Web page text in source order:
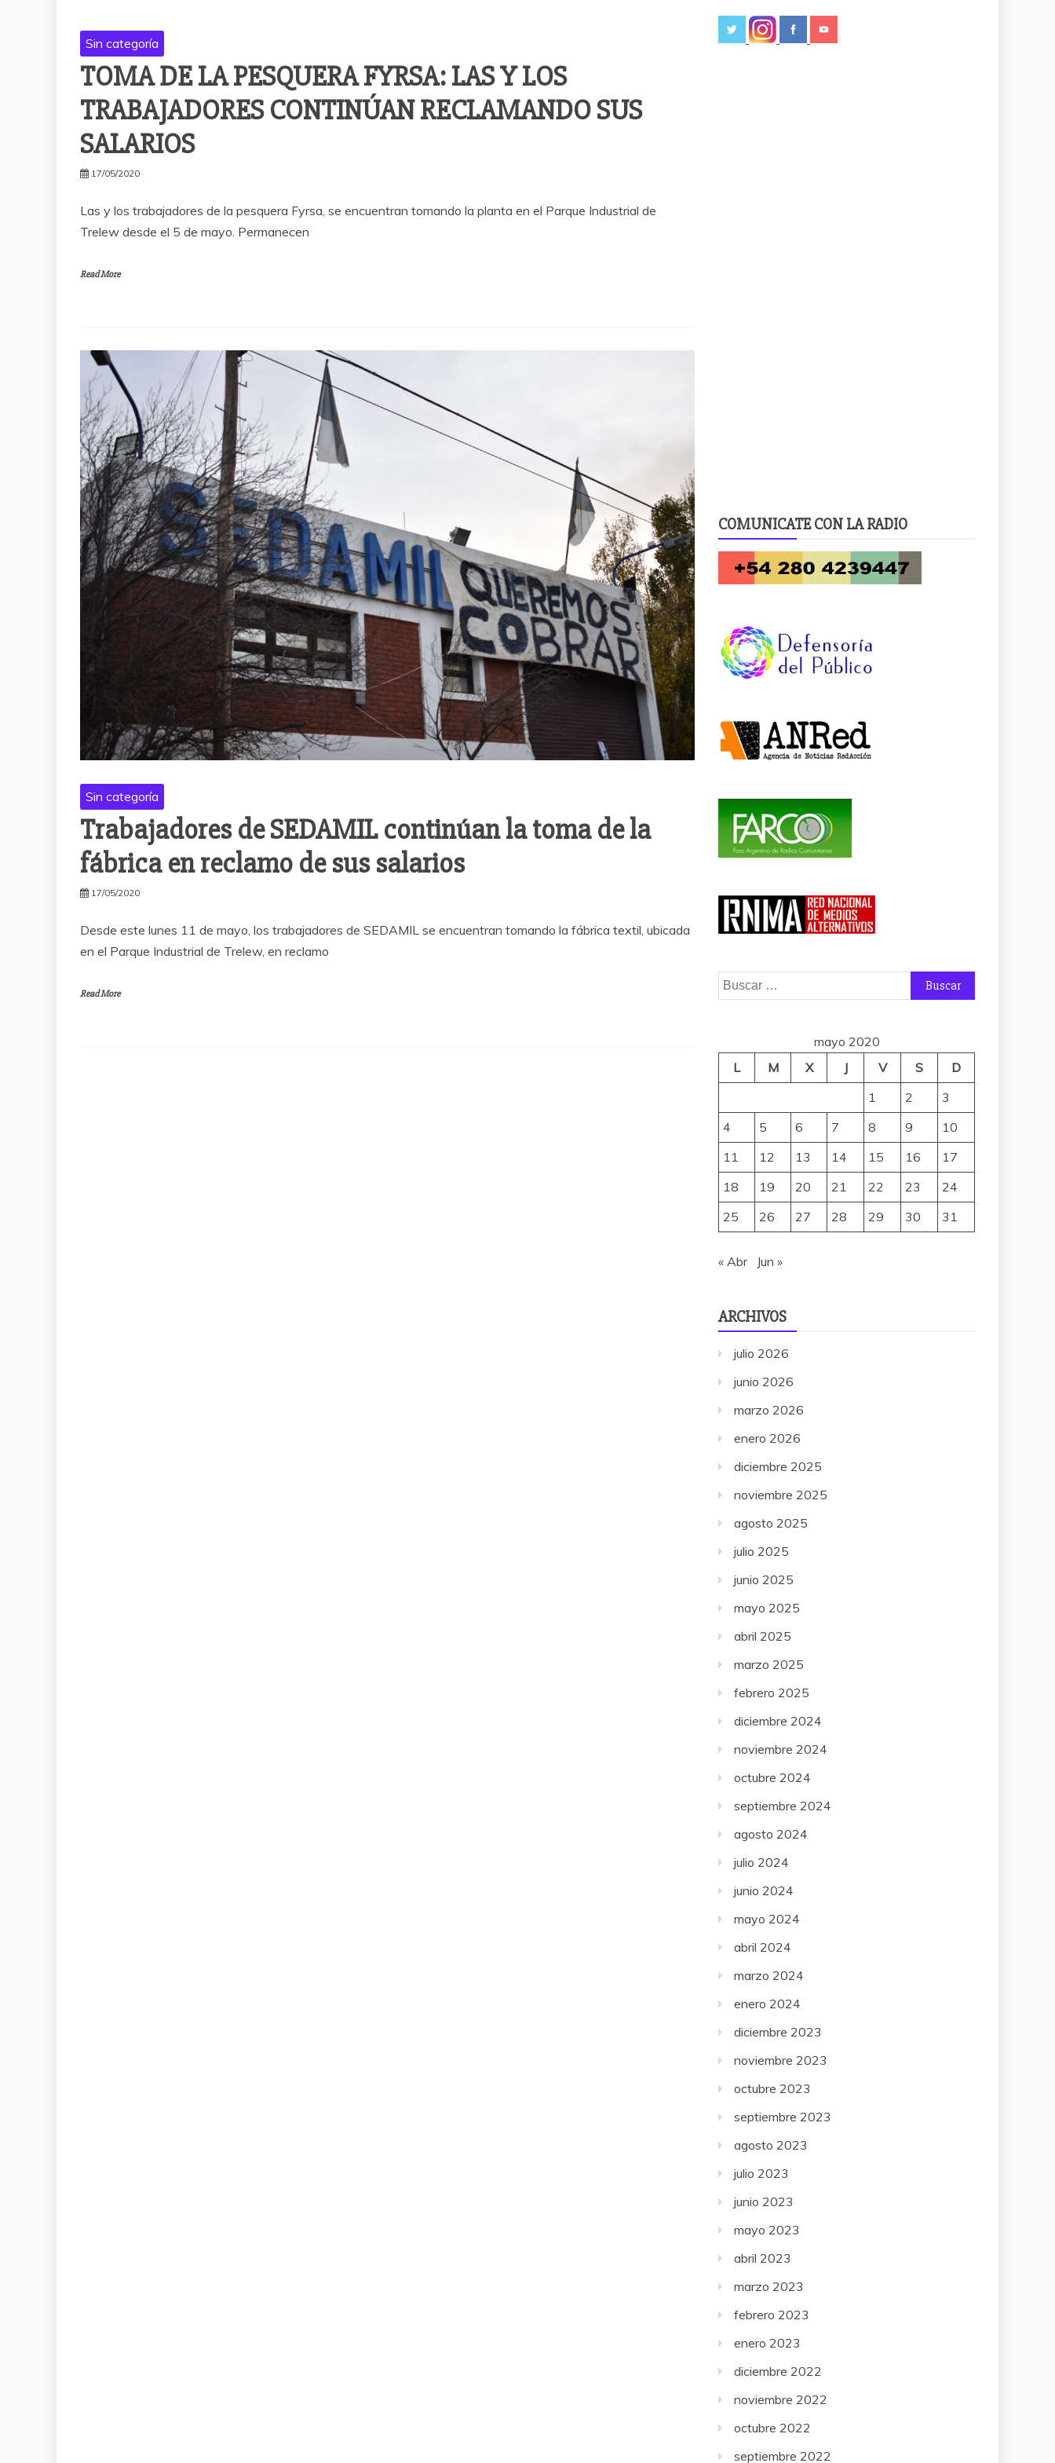
Sin categoría
TOMA DE LA PESQUERA FYRSA: LAS Y LOS
TRABAJADORES CONTINÚAN RECLAMANDO SUS
SALARIOS
17/05/2020
Las y los trabajadores de la pesquera Fyrsa, se encuentran tomando la planta en el Parque Industrial de
Trelew desde el 5 de mayo. Permanecen
Read More
Sin categoría
Trabajadores de SEDAMIL continúan la toma de la
fábrica en reclamo de sus salarios
17/05/2020
Desde este lunes 11 de mayo, los trabajadores de SEDAMIL se encuentran tomando la fábrica textil, ubicada
en el Parque Industrial de Trelew, en reclamo
Read More
COMUNICATE CON LA RADIO
Buscar:
mayo 2020
L
M X J V S
D
1
2
3
4
5 6 7 8 9
10
11
12 13 14 15 16
17
18
19 20 21 22 23
24
25
26 27 28 29 30 31
« Abr Jun »
ARCHIVOS
julio 2026
junio 2026
marzo 2026
enero 2026
diciembre 2025
noviembre 2025
agosto 2025
julio 2025
junio 2025
mayo 2025
abril 2025
marzo 2025
febrero 2025
diciembre 2024
noviembre 2024
octubre 2024
septiembre 2024
agosto 2024
julio 2024
junio 2024
mayo 2024
abril 2024
marzo 2024
enero 2024
diciembre 2023
noviembre 2023
octubre 2023
septiembre 2023
agosto 2023
julio 2023
junio 2023
mayo 2023
abril 2023
marzo 2023
febrero 2023
enero 2023
diciembre 2022
noviembre 2022
octubre 2022
septiembre 2022